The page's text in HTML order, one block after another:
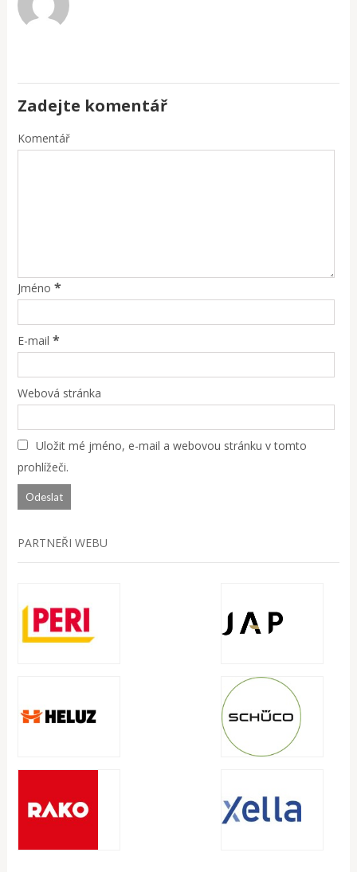
Zadejte komentář
Komentář
Jméno *
E-mail *
Webová stránka
Uložit mé jméno, e-mail a webovou stránku v tomto
prohlížeči.
PARTNEŘI WEBU